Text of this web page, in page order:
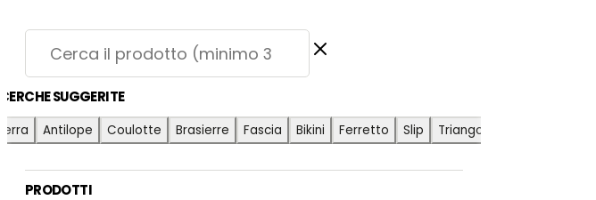
SUGGERITE
Antilope Coulotte Brasierre Fascia Bikini Ferretto Slip Triangolo
PRODOTTI